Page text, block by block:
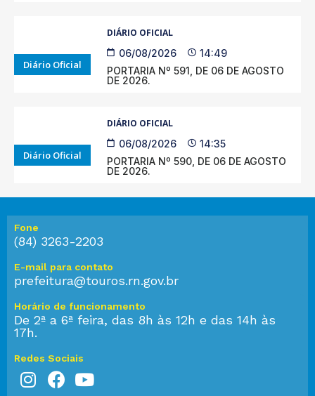
Diário Oficial
DIÁRIO OFICIAL
06/08/2026
14:49
PORTARIA Nº 591, DE 06 DE AGOSTO
DE 2026.
Diário Oficial
DIÁRIO OFICIAL
06/08/2026
14:35
PORTARIA Nº 590, DE 06 DE AGOSTO
DE 2026.
Fone
(84) 3263-2203
E-mail para contato
prefeitura@touros.rn.gov.br
Horário de funcionamento
De 2ª a 6ª feira, das 8h às 12h e das 14h às
17h.
Redes Sociais